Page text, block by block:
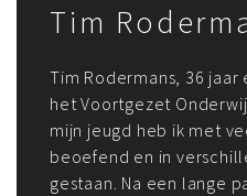
Tim
Tim Rodermans, 36 jaar
het Voortgezet
mijn jeugd heb ik met
beoefend en in
gestaan. Na een lange